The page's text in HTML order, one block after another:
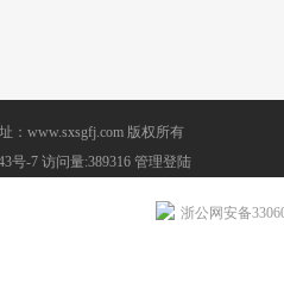
：www.sxsgfj.com 版权所有
号-7 访问量:389316 管理登陆
浙公网安备